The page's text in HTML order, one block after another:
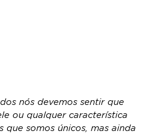
nós devemos sentir que
ou qualquer característica
que somos únicos, mas ainda